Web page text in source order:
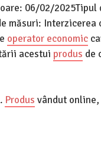
06/02/2025Tipul
măsuri: Interzicerea
operator economic
acestui produs de
Produs vândut online,